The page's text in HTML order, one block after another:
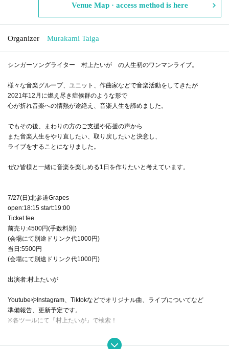
Venue Map · access method is here
Organizer Murakami Taiga
シンガーソングライター 村上たいが の人生初のワンマンライブ。
様々な音楽グループ、ユニット、作曲家などで音楽活動をしてきたが
2021年12月に燃え尽き症候群のような形で
心が折れ音楽への情熱が途絶え、音楽人生を諦めました。
でもその後、まわりの方のご支援や応援の声から
また音楽人生をやり直したい、取り戻したいと決意し、
ライブをすることになりました。
ぜひ皆様と一緒に音楽を楽しめる1日を作りたいと考えています。
7/27(日)北参道Grapes
open:18:15 start:19:00
Ticket fee
前売り:4500円(手数料別)
(会場にて別途ドリンク代1000円)
当日:5500円
(会場にて別途ドリンク代1000円)
出演者:村上たいが
YoutubeやInstagram、Tiktokなどでオリジナル曲、ライブについてなど
準備報告、更新予定です。
※各ツールにて『村上たいが』で検索！